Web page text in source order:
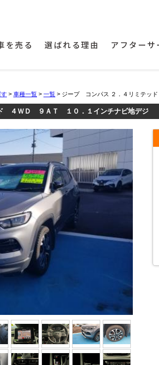
を売る 選ばれる理由 アフターサ
す > 車種一覧 > 一覧 > ジープ コンパス ２．４リミテッ
４ＷＤ ９ＡＴ １０．１インチナビ地デジ